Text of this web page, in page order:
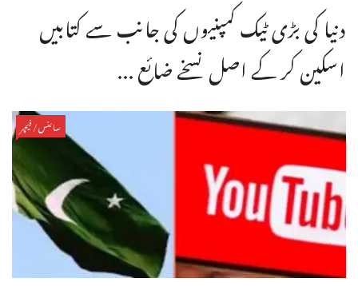
دنیا کی بڑی ٹیک کمپنیوں کی جانب سے کتابیں
اسکین کر کے اصل نسخے ضائع ...
سائنس/فیچر